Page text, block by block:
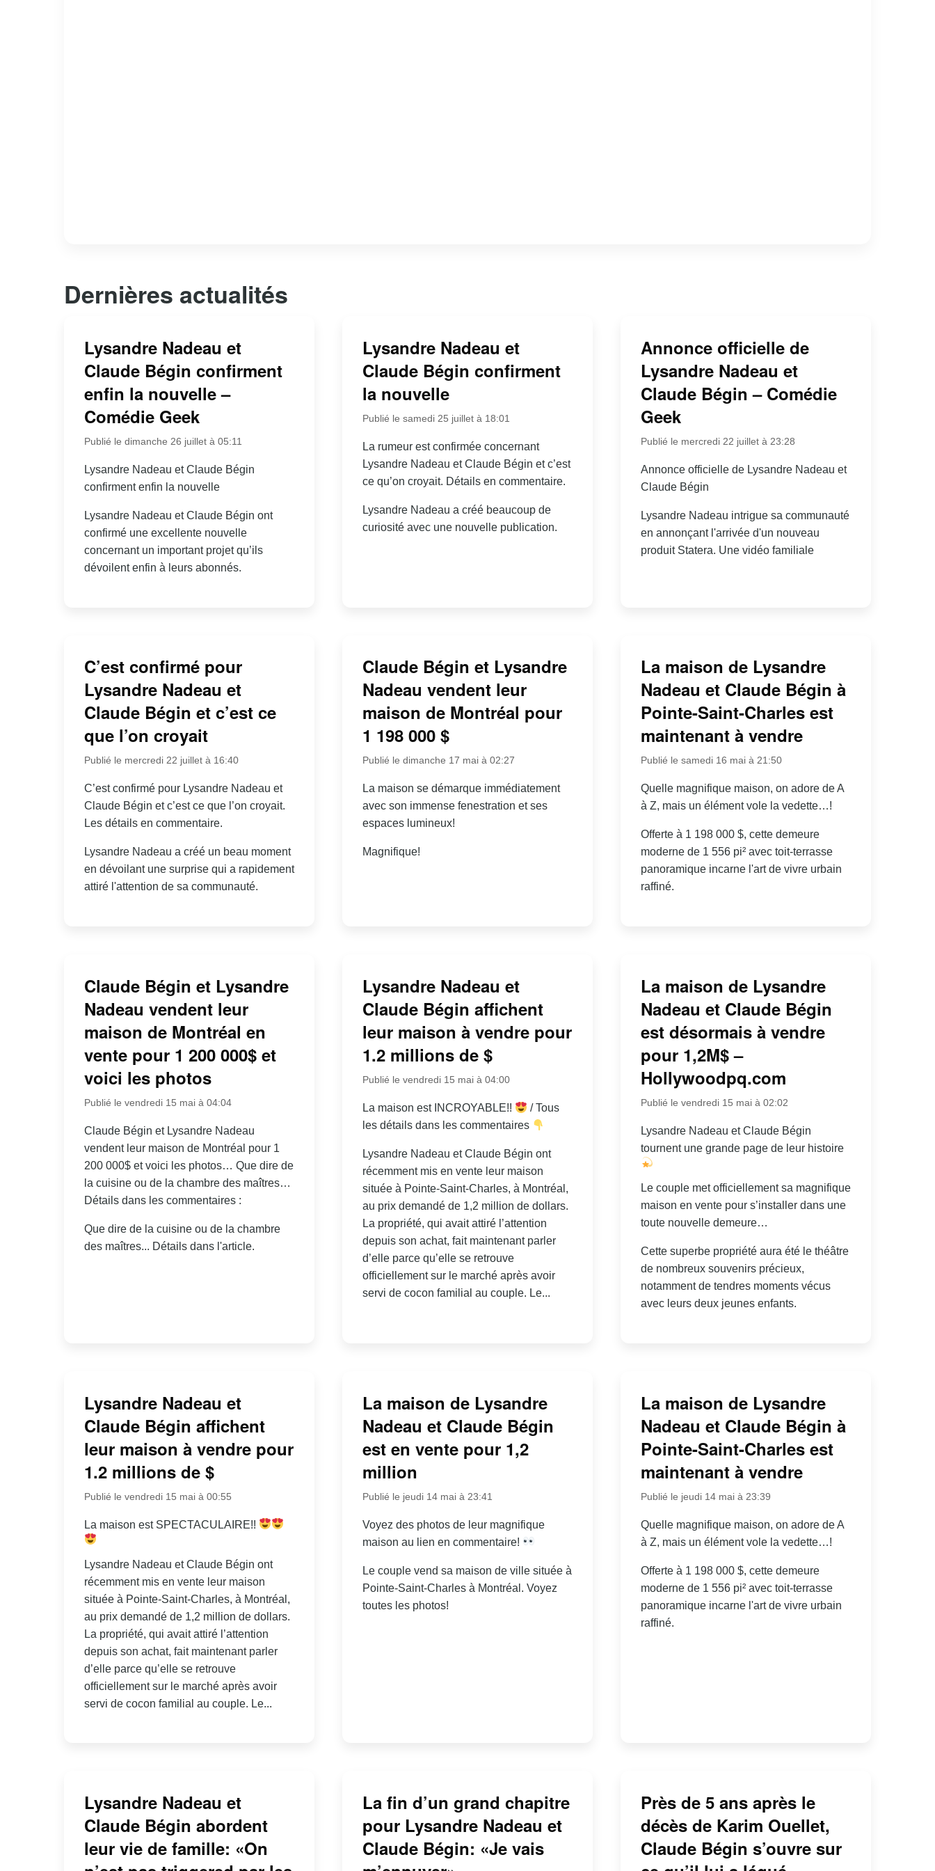
Dernières actualités
Lysandre Nadeau et
Claude Bégin confirment
enfin la nouvelle –
Comédie Geek
Publié le dimanche 26 juillet à 05:11
Lysandre Nadeau et Claude Bégin
confirment enfin la nouvelle
Lysandre Nadeau et Claude Bégin ont
confirmé une excellente nouvelle
concernant un important projet qu’ils
dévoilent enfin à leurs abonnés.
Lysandre Nadeau et
Claude Bégin confirment
la nouvelle
Publié le samedi 25 juillet à 18:01
La rumeur est confirmée concernant
Lysandre Nadeau et Claude Bégin et c’est
ce qu’on croyait. Détails en commentaire.
Lysandre Nadeau a créé beaucoup de
curiosité avec une nouvelle publication.
Annonce officielle de
Lysandre Nadeau et
Claude Bégin – Comédie
Geek
Publié le mercredi 22 juillet à 23:28
Annonce officielle de Lysandre Nadeau et
Claude Bégin
Lysandre Nadeau intrigue sa communauté
en annonçant l'arrivée d'un nouveau
produit Statera. Une vidéo familiale
C’est confirmé pour
Lysandre Nadeau et
Claude Bégin et c’est ce
que l’on croyait
Publié le mercredi 22 juillet à 16:40
C’est confirmé pour Lysandre Nadeau et
Claude Bégin et c’est ce que l’on croyait.
Les détails en commentaire.
Lysandre Nadeau a créé un beau moment
en dévoilant une surprise qui a rapidement
attiré l'attention de sa communauté.
Claude Bégin et Lysandre
Nadeau vendent leur
maison de Montréal pour
1 198 000 $
Publié le dimanche 17 mai à 02:27
La maison se démarque immédiatement
avec son immense fenestration et ses
espaces lumineux!
Magnifique!
La maison de Lysandre
Nadeau et Claude Bégin à
Pointe-Saint-Charles est
maintenant à vendre
Publié le samedi 16 mai à 21:50
Quelle magnifique maison, on adore de A
à Z, mais un élément vole la vedette…!
Offerte à 1 198 000 $, cette demeure
moderne de 1 556 pi² avec toit-terrasse
panoramique incarne l'art de vivre urbain
raffiné.
Claude Bégin et Lysandre
Nadeau vendent leur
maison de Montréal en
vente pour 1 200 000$ et
voici les photos
Publié le vendredi 15 mai à 04:04
Claude Bégin et Lysandre Nadeau
vendent leur maison de Montréal pour 1
200 000$ et voici les photos… Que dire de
la cuisine ou de la chambre des maîtres…
Détails dans les commentaires :
Que dire de la cuisine ou de la chambre
des maîtres... Détails dans l'article.
Lysandre Nadeau et
Claude Bégin affichent
leur maison à vendre pour
1.2 millions de $
Publié le vendredi 15 mai à 04:00
La maison est INCROYABLE!!
/ Tous
les détails dans les commentaires
Lysandre Nadeau et Claude Bégin ont
récemment mis en vente leur maison
située à Pointe-Saint-Charles, à Montréal,
au prix demandé de 1,2 million de dollars.
La propriété, qui avait attiré l’attention
depuis son achat, fait maintenant parler
d’elle parce qu’elle se retrouve
officiellement sur le marché après avoir
servi de cocon familial au couple. Le...
La maison de Lysandre
Nadeau et Claude Bégin
est désormais à vendre
pour 1,2M$ –
Hollywoodpq.com
Publié le vendredi 15 mai à 02:02
Lysandre Nadeau et Claude Bégin
tournent une grande page de leur histoire
Le couple met officiellement sa magnifique
maison en vente pour s’installer dans une
toute nouvelle demeure…
Cette superbe propriété aura été le théâtre
de nombreux souvenirs précieux,
notamment de tendres moments vécus
avec leurs deux jeunes enfants.
Lysandre Nadeau et
Claude Bégin affichent
leur maison à vendre pour
1.2 millions de $
Publié le vendredi 15 mai à 00:55
La maison est SPECTACULAIRE!!
Lysandre Nadeau et Claude Bégin ont
récemment mis en vente leur maison
située à Pointe-Saint-Charles, à Montréal,
au prix demandé de 1,2 million de dollars.
La propriété, qui avait attiré l’attention
depuis son achat, fait maintenant parler
d’elle parce qu’elle se retrouve
officiellement sur le marché après avoir
servi de cocon familial au couple. Le...
La maison de Lysandre
Nadeau et Claude Bégin
est en vente pour 1,2
million
Publié le jeudi 14 mai à 23:41
Voyez des photos de leur magnifique
maison au lien en commentaire!
Le couple vend sa maison de ville située à
Pointe-Saint-Charles à Montréal. Voyez
toutes les photos!
La maison de Lysandre
Nadeau et Claude Bégin à
Pointe-Saint-Charles est
maintenant à vendre
Publié le jeudi 14 mai à 23:39
Quelle magnifique maison, on adore de A
à Z, mais un élément vole la vedette…!
Offerte à 1 198 000 $, cette demeure
moderne de 1 556 pi² avec toit-terrasse
panoramique incarne l'art de vivre urbain
raffiné.
Lysandre Nadeau et
Claude Bégin abordent
leur vie de famille: «On
La fin d’un grand chapitre
pour Lysandre Nadeau et
Claude Bégin: «Je vais
Près de 5 ans après le
décès de Karim Ouellet,
Claude Bégin s’ouvre sur